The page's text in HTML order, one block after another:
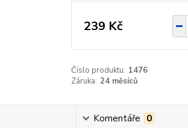
239 Kč
Číslo produktu: 1476
Záruka: 24 měsíců
Komentáře 0